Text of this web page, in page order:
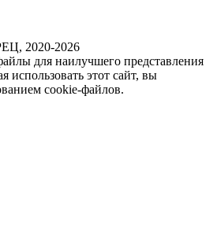
2020-2026
для наилучшего представления
использовать этот сайт, вы
cookie-файлов.